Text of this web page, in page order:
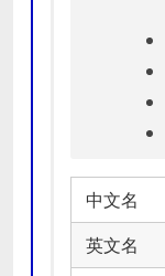
中文名
英文名